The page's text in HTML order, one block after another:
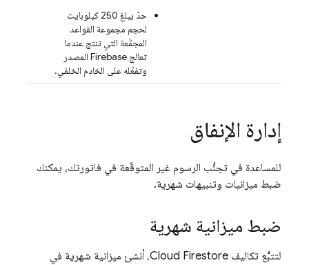
حدّ يبلغ 250 كيلوبايت
لحجم مجموعة القواعد
المجمَّعة التي تنتج عندما
تعالج Firebase المصدر
وتفعّله على الخادم الخلفي.
إدارة الإنفاق
للمساعدة في تجنُّب الرسوم غير المتوقّعة في فاتورتك، يمكنك
ضبط ميزانيات وتنبيهات شهرية.
ضبط ميزانية شهرية
لتتبُّع تكاليف Cloud Firestore، أنشئ ميزانية شهرية في